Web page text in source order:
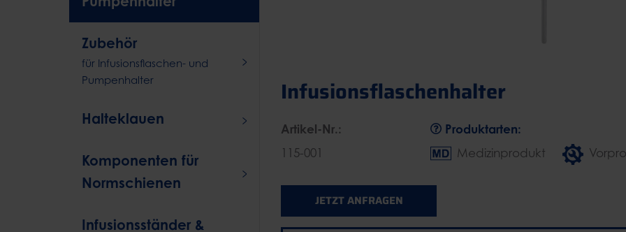
Zubehör
für Infusionsflaschen- und
Pumpenhalter
Halteklauen
Komponenten für
Normschienen
Infusionsständer &
Infusionsflaschenhalter
Artikel-Nr.:
115-001
Produktarten:
Medizinprodukt
JETZT ANFRAGEN